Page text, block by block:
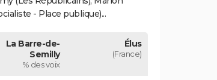
- Place publique)...
La Barre-de-
Semilly
% des voix
Élus
(France)